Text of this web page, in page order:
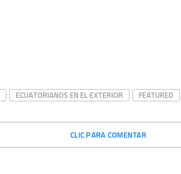
ECUATORIANOS EN EL EXTERIOR FEATURED
CLIC PARA COMENTAR